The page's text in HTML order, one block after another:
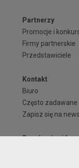
Partnerzy
Promocje i
Firmy partnerskie
Przedstawiciele
Kontakt
Biuro
Często zadawane
Zapisz się na
Regulaminy i